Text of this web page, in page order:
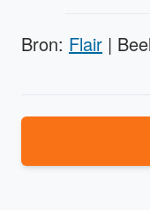
Bron: Flair |